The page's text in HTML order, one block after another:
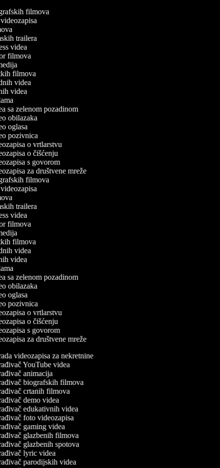
filmova
videozapisa
trailera
videa
filmova
filmova
videa
videa
sa zelenom pozadinom
obilazaka
oglasa
pozivnica
o vrtlarstvu
o čišćenju
s govorom
za društvene mreže
filmova
videozapisa
trailera
videa
filmova
filmova
videa
videa
sa zelenom pozadinom
obilazaka
oglasa
pozivnica
o vrtlarstvu
o čišćenju
s govorom
za društvene mreže
videozapisa za nekretnine
YouTube videa
animacija
biografskih filmova
crtanih filmova
demo videa
edukativnih videa
foto videozapisa
gaming videa
glazbenih filmova
glazbenih spotova
lyric videa
parodijskih videa